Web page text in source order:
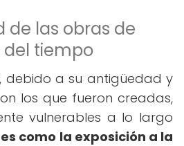
de las obras de
del tiempo
debido a su antigüedad y
los que fueron creadas,
vulnerables a lo largo
como la exposición a la